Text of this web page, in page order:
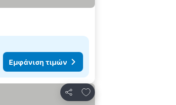
Εμφάνιση τιμών
Κοινοποίηση
Προσθήκη στα αγαπημένα